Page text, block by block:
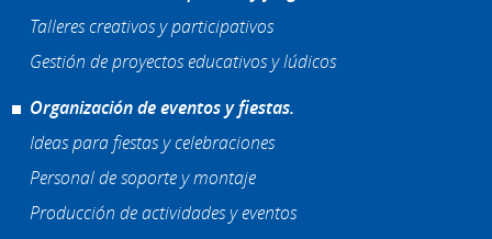
Talleres creativos y participativos
Gestión de proyectos educativos y lúdicos
Organización de eventos y fiestas.
Ideas para fiestas y celebraciones
Personal de soporte y montaje
Producción de actividades y eventos